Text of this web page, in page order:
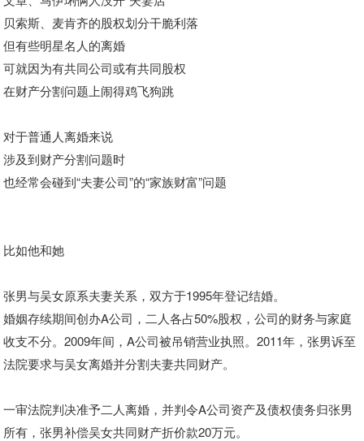
贝索斯、麦肯齐的股权划分干脆利落
但有些明星名人的离婚
可就因为有共同公司或有共同股权
在财产分割问题上闹得鸡飞狗跳
对于普通人离婚来说
涉及到财产分割问题时
也经常会碰到“夫妻公司”的“家族财富”问题
比如他和她
张男与吴女原系夫妻关系，双方于1995年登记结婚。
婚姻存续期间创办A公司，二人各占50%股权，公司的财务与家庭
收支不分。2009年间，A公司被吊销营业执照。2011年，张男诉至
法院要求与吴女离婚并分割夫妻共同财产。
一审法院判决准予二人离婚，并判令A公司资产及债权债务归张男
所有，张男补偿吴女共同财产折价款20万元。